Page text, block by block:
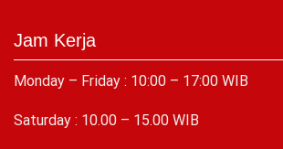
Jam Kerja
Monday – Friday : 10:00 – 17:00 WIB
Saturday : 10.00 – 15.00 WIB